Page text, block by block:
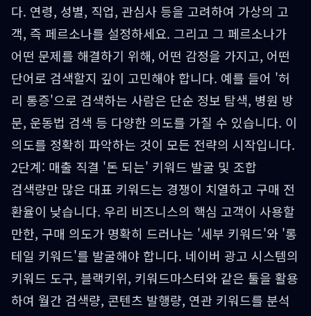
다. 연령, 성별, 직업, 관심사 등을 고려하여 가상의 고
객, 즉 페르소나를 설정하세요. 그리고 그 페르소나가
어떤 문제를 해결하기 위해, 어떤 감정을 가지고, 어떤
단어로 검색할지 깊이 고민해야 합니다. 예를 들어 '허
리 통증'으로 검색하는 사람은 단순 정보 탐색, 병원 방
문, 운동법 검색 등 다양한 의도를 가질 수 있습니다. 이
의도를 정확히 파악하는 것이 모든 전략의 시작입니다.
2단계: 매출 직결 '돈 되는' 키워드 발굴 및 조합
검색량만 많은 대표 키워드는 경쟁이 치열하고 구매 전
환율이 낮습니다. 우리 비즈니스의 핵심 고객이 사용할
만한, 구매 의도가 명확히 드러나는 '세부 키워드'와 '롱
테일 키워드'를 발굴해야 합니다. 네이버 광고 시스템의
키워드 도구, 블랙키위, 키워드마스터와 같은 툴을 활용
하여 월간 검색량, 콘텐츠 발행량, 연관 키워드를 분석